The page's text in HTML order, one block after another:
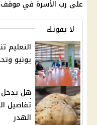
على رب الأسرة في موقف
لا يفوتك
يونيو
هل يدخل
تفاصيل
الهدر